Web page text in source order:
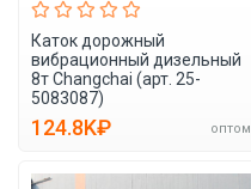
Каток дорожный
вибрационный дизельный
8т Changchai (арт. 25-
5083087)
124.8K₽ оптом